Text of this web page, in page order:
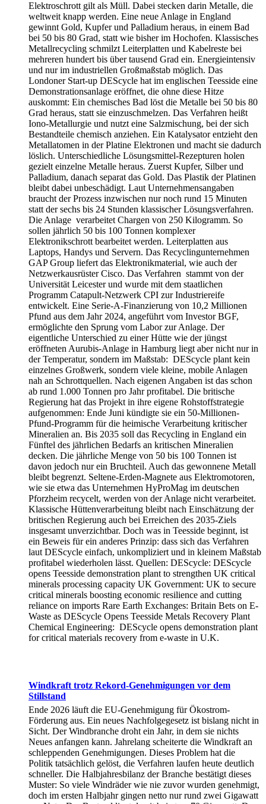
Elektroschrott gilt als Müll. Dabei stecken darin Metalle, die
weltweit knapp werden. Eine neue Anlage in England
gewinnt Gold, Kupfer und Palladium heraus, in einem Bad
bei 50 bis 80 Grad, statt wie bisher im Hochofen. Klassisches
Metallrecycling schmilzt Leiterplatten und Kabelreste bei
mehreren hundert bis über tausend Grad ein. Energieintensiv
und nur im industriellen Großmaßstab möglich. Das
Londoner Start-up DEScycle hat im englischen Teesside eine
Demonstrationsanlage eröffnet, die ohne diese Hitze
auskommt: Ein chemisches Bad löst die Metalle bei 50 bis 80
Grad heraus, statt sie einzuschmelzen. Das Verfahren heißt
Iono-Metallurgie und nutzt eine Salzmischung, bei der sich
Bestandteile chemisch anziehen. Ein Katalysator entzieht den
Metallatomen in der Platine Elektronen und macht sie dadurch
löslich. Unterschiedliche Lösungsmittel-Rezepturen holen
gezielt einzelne Metalle heraus. Zuerst Kupfer, Silber und
Palladium, danach separat das Gold. Das Plastik der Platinen
bleibt dabei unbeschädigt. Laut Unternehmensangaben
braucht der Prozess inzwischen nur noch rund 15 Minuten
statt der sechs bis 24 Stunden klassischer Lösungsverfahren.
Die Anlage verarbeitet Chargen von 250 Kilogramm. So
sollen jährlich 50 bis 100 Tonnen komplexer
Elektronikschrott bearbeitet werden. Leiterplatten aus
Laptops, Handys und Servern. Das Recyclingunternehmen
GAP Group liefert das Elektronikmaterial, wie auch der
Netzwerkausrüster Cisco. Das Verfahren stammt von der
Universität Leicester und wurde mit dem staatlichen
Programm Catapult-Netzwerk CPI zur Industriereife
entwickelt. Eine Serie-A-Finanzierung von 10,2 Millionen
Pfund aus dem Jahr 2024, angeführt vom Investor BGF,
ermöglichte den Sprung vom Labor zur Anlage. Der
eigentliche Unterschied zu einer Hütte wie der jüngst
eröffneten Aurubis-Anlage in Hamburg liegt aber nicht nur in
der Temperatur, sondern im Maßstab: DEScycle plant kein
einzelnes Großwerk, sondern viele kleine, mobile Anlagen
nah an Schrottquellen. Nach eigenen Angaben ist das schon
ab rund 1.000 Tonnen pro Jahr profitabel. Die britische
Regierung hat das Projekt in ihre eigene Rohstoffstrategie
aufgenommen: Ende Juni kündigte sie ein 50-Millionen-
Pfund-Programm für die heimische Verarbeitung kritischer
Mineralien an. Bis 2035 soll das Recycling in England ein
Fünftel des jährlichen Bedarfs an kritischen Mineralien
decken. Die jährliche Menge von 50 bis 100 Tonnen ist
davon jedoch nur ein Bruchteil. Auch das gewonnene Metall
bleibt begrenzt. Seltene-Erden-Magnete aus Elektromotoren,
wie sie etwa das Unternehmen HyProMag im deutschen
Pforzheim recycelt, werden von der Anlage nicht verarbeitet.
Klassische Hüttenverarbeitung bleibt nach Einschätzung der
britischen Regierung auch bei Erreichen des 2035-Ziels
insgesamt unverzichtbar. Doch was in Teesside beginnt, ist
ein Beweis für ein anderes Prinzip: dass sich das Verfahren
laut DEScycle einfach, unkompliziert und in kleinem Maßstab
profitabel wiederholen lässt. Quellen: DEScycle: DEScycle
opens Teesside demonstration plant to strengthen UK critical
minerals processing capacity UK Government: UK to secure
critical minerals boosting economic resilience and cutting
reliance on imports Rare Earth Exchanges: Britain Bets on E-
Waste as DEScycle Opens Teesside Metals Recovery Plant
Chemical Engineering: DEScycle opens demonstration plant
for critical materials recovery from e-waste in U.K.
Windkraft trotz Rekord-Genehmigungen vor dem
Stillstand
Ende 2026 läuft die EU-Genehmigung für Ökostrom-
Förderung aus. Ein neues Nachfolgegesetz ist bislang nicht in
Sicht. Der Windbranche droht ein Jahr, in dem sie nichts
Neues anfangen kann. Jahrelang scheiterte die Windkraft an
schleppenden Genehmigungen. Dieses Problem hat die
Politik tatsächlich gelöst, die Verfahren laufen heute deutlich
schneller. Die Halbjahresbilanz der Branche bestätigt dieses
Muster: So viele Windräder wie nie zuvor wurden genehmigt,
doch im ersten Halbjahr gingen netto nur rund zwei Gigawatt